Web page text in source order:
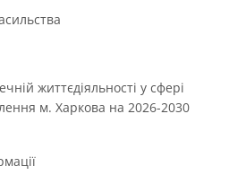
життєдіяльності у сфері
м. Харкова на 2026-2030